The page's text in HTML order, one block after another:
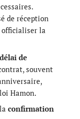
de réception
officialiser la
délai de
souvent
Hamon.
confirmation